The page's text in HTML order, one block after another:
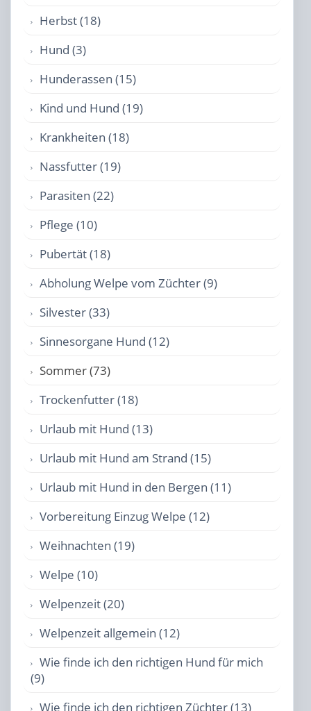
Herbst (18)
Hund (3)
Hunderassen (15)
Kind und Hund (19)
Krankheiten (18)
Nassfutter (19)
Parasiten (22)
Pflege (10)
Pubertät (18)
Abholung Welpe vom Züchter (9)
Silvester (33)
Sinnesorgane Hund (12)
Sommer (73)
Trockenfutter (18)
Urlaub mit Hund (13)
Urlaub mit Hund am Strand (15)
Urlaub mit Hund in den Bergen (11)
Vorbereitung Einzug Welpe (12)
Weihnachten (19)
Welpe (10)
Welpenzeit (20)
Welpenzeit allgemein (12)
Wie finde ich den richtigen Hund für mich
(9)
Wie finde ich den richtigen Züchter (13)